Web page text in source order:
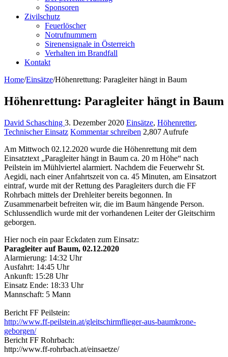
Sponsoren
Zivilschutz
Feuerlöscher
Notrufnummern
Sirenensignale in Österreich
Verhalten im Brandfall
Kontakt
Home/Einsätze/Höhenrettung: Paragleiter hängt in Baum
Höhenrettung: Paragleiter hängt in Baum
David Schasching 3. Dezember 2020 Einsätze, Höhenretter,
Technischer Einsatz Kommentar schreiben 2,807 Aufrufe
Am Mittwoch 02.12.2020 wurde die Höhenrettung mit dem
Einsatztext „Paragleiter hängt in Baum ca. 20 m Höhe“ nach
Peilstein im Mühlviertel alarmiert. Nachdem die Feuerwehr St.
Aegidi, nach einer Anfahrtszeit von ca. 45 Minuten, am Einsatzort
eintraf, wurde mit der Rettung des Paragleiters durch die FF
Rohrbach mittels der Drehleiter bereits begonnen. In
Zusammenarbeit befreiten wir, die im Baum hängende Person.
Schlussendlich wurde mit der vorhandenen Leiter der Gleitschirm
geborgen.
Hier noch ein paar Eckdaten zum Einsatz:
Paragleiter auf Baum, 02.12.2020
Alarmierung: 14:32 Uhr
Ausfahrt: 14:45 Uhr
Ankunft: 15:28 Uhr
Einsatz Ende: 18:33 Uhr
Mannschaft: 5 Mann
Bericht FF Peilstein:
http://www.ff-peilstein.at/gleitschirmflieger-aus-baumkrone-
geborgen/
Bericht FF Rohrbach:
http://www.ff-rohrbach.at/einsaetze/